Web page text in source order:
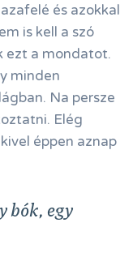
és azokkal
is kell a szó
ezt a mondatot.
minden
Na persze
Elég
éppen aznap
bók, egy